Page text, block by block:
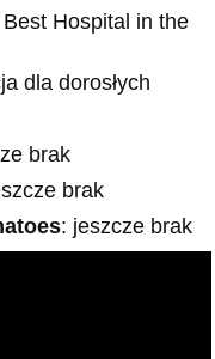
Hospital in the
dla dorosłych
brak
brak
: jeszcze brak